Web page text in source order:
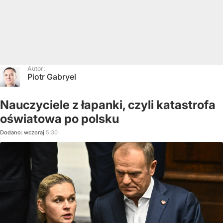
Autor:
Piotr Gabryel
Nauczyciele z łapanki, czyli katastrofa
oświatowa po polsku
Dodano: wczoraj 5:30